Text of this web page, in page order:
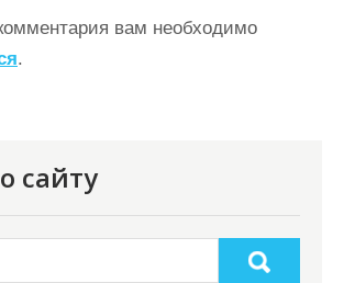
вам необходимо
.
сайту